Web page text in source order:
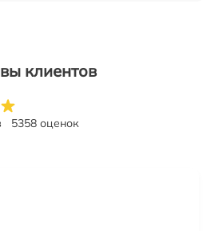
клиентов
5358 оценок